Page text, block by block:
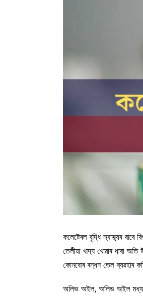
কলেষ্টেৰল বৃদ্ধি স্বাস্থ্যৰ
তেলীয়া খাদ্য খোৱাৰ ধাৰা
কোনবোৰ ৰন্ধন তেল ব্যৱহাৰ
অলিভ অইল, অলিভ অইল